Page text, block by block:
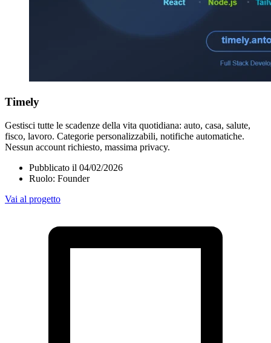
Timely
Gestisci tutte le scadenze della vita quotidiana: auto, casa, salute,
fisco, lavoro. Categorie personalizzabili, notifiche automatiche.
Nessun account richiesto, massima privacy.
Pubblicato il 04/02/2026
Ruolo: Founder
Vai al progetto